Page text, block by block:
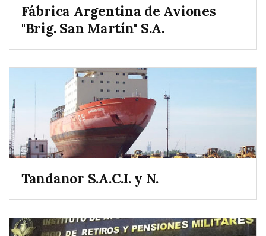
Fábrica Argentina de Aviones
"Brig. San Martín" S.A.
Tandanor S.A.C.I. y N.